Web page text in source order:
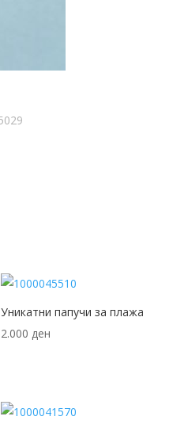
Уникатни папучи за плажа
2.000 ден